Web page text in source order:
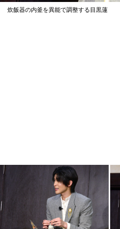
炊飯器の内釜を異能で調整する目黒蓮